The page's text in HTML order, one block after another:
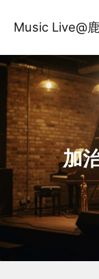
ス
キ
プ
Music Live@
加